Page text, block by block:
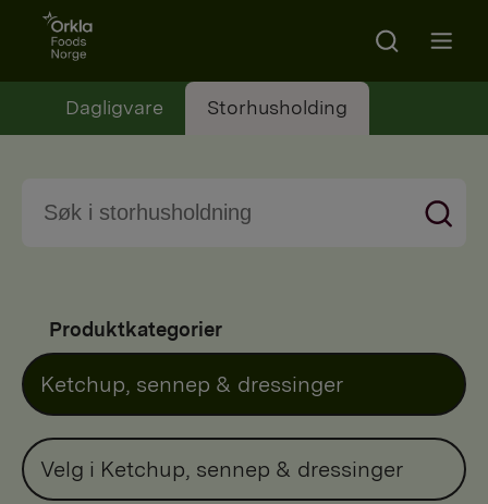
Go to frontpage
Search
Dagligvare Storhusholding
Produktkategorier
Ketchup, sennep & dressinger
Velg i Ketchup, sennep & dressinger